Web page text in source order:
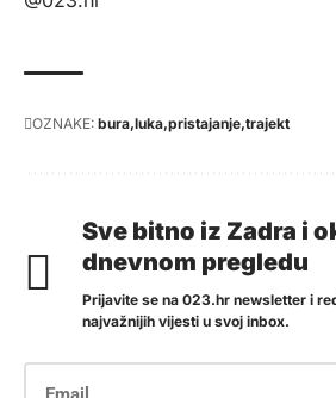
OZNAKE: bura luka pristajanje trajekt
Sve bitno iz Zadra i
dnevnom pregledu
Prijavite se na 023.hr newsletter i
najvažnijih vijesti u svoj inbox.